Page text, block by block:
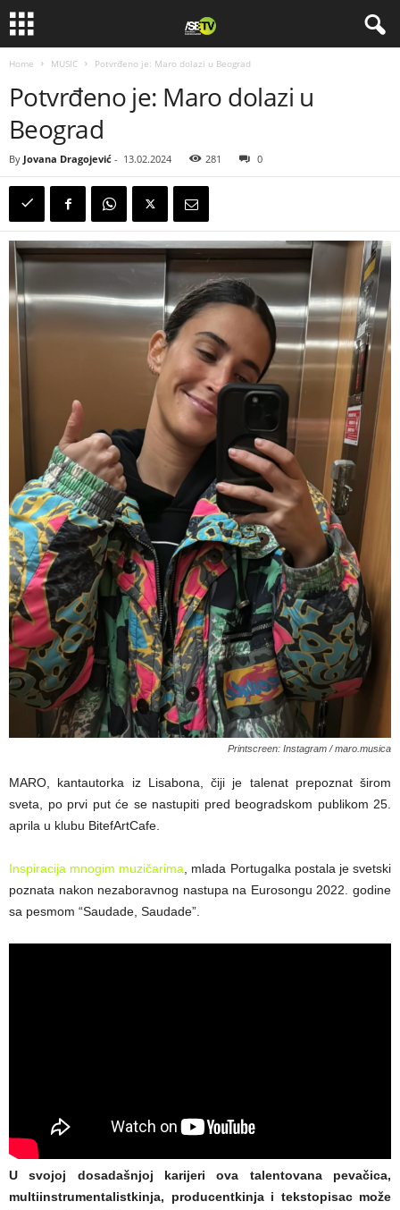
Home MUSIC Potvrđeno je: Maro dolazi u Beograd
Potvrđeno je: Maro dolazi u
Beograd
By Jovana Dragojević - 13.02.2024 281 0
Printscreen: Instagram / maro.musica
MARO, kantautorka iz Lisabona, čiji je talenat prepoznat širom
sveta, po prvi put će se nastupiti pred beogradskom publikom 25.
aprila u klubu BitefArtCafe.
Inspiracija mnogim muzičarima , mlada Portugalka postala je svetski
poznata nakon nezaboravnog nastupa na Eurosongu 2022. godine
sa pesmom “Saudade, Saudade”.
U svojoj dosadašnjoj karijeri ova talentovana pevačica,
multiinstrumentalistkinja, producentkinja i tekstopisac može